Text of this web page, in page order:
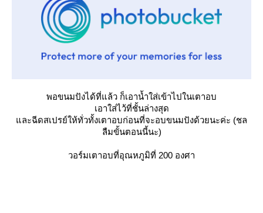
พอขนมปังได้ที่แล้ว ก็เอาน้ำใส่เข้าไปในเตาอบ
เอาใส่ไว้ที่ชั้นล่างสุด
ละฉีดสเปรย์ให้ทั่วทั้งเตาอบก่อนที่จะอบขนมปังด้วยนะค่ะ (ชล
ลืมขั้นตอนนี้นะ)
วอร์มเตาอบที่อุณหภูมิที่ 200 องศา